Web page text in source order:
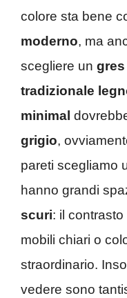
colore sta bene
moderno, ma
scegliere un
tradizionale
minimal
grigio,
pareti scegliamo
hanno grandi
scuri: il
mobili chiari o
straordinario.
vedere sono